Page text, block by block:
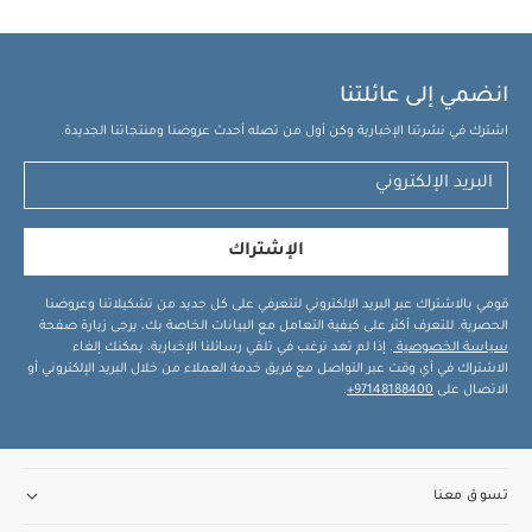
انضمي إلى عائلتنا
اشترك في نشرتنا الإخبارية وكن أول من تصله أحدث عروضنا ومنتجاتنا الجديدة.
الإشتراك
قومي بالاشتراك عبر البريد الإلكتروني لتتعرفي على كل جديد من تشكيلاتنا وعروضنا
الحصرية. للتعرف أكثر على كيفية التعامل مع البيانات الخاصة بك، يرجى زيارة صفحة
سياسة الخصوصية . إذا لم تعد ترغب في تلقي رسائلنا الإخبارية، يمكنك إلغاء
الاشتراك في أي وقت عبر التواصل مع فريق خدمة العملاء من خلال البريد الإلكتروني أو
الاتصال على 97148188400+
.
تسوق معنا